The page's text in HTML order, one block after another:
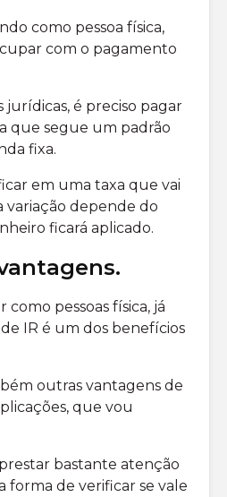
como pessoa física,
com o pagamento
jurídicas, é preciso pagar
que segue um padrão
fixa.
em uma taxa que vai
variação depende do
ficará aplicado.
pessoas física, já
IR é um dos benefícios
outras vantagens de
que vou
bastante atenção
forma de verificar se vale